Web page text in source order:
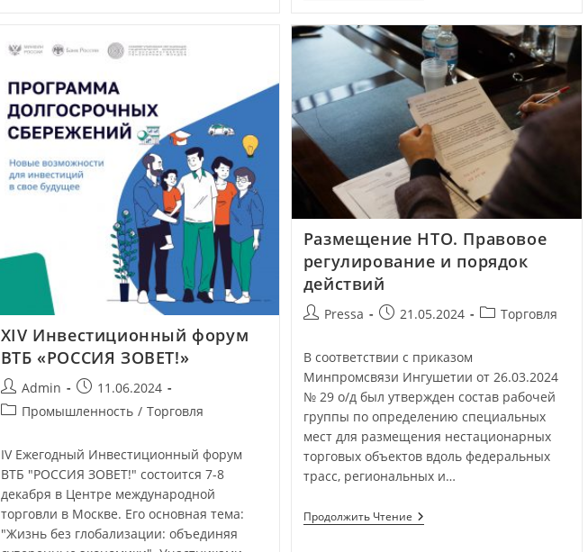
XIV Инвестиционный форум
ВТБ «РОССИЯ ЗОВЕТ!»
Admin
11.06.2024
Промышленность / Торговля
IV Ежегодный Инвестиционный форум
ВТБ "РОССИЯ ЗОВЕТ!" состоится 7-8
декабря в Центре международной
торговли в Москве. Его основная тема:
"Жизнь без глобализации: объединяя
Размещение НТО. Правовое
регулирование и порядок
действий
Pressa 21.05.2024 Торговля
В соответствии с приказом
Минпромсвязи Ингушетии от 26.03.2024
№ 29 о/д был утвержден состав рабочей
группы по определению специальных
мест для размещения нестационарных
торговых объектов вдоль федеральных
трасс, региональных и…
Продолжить Чтение